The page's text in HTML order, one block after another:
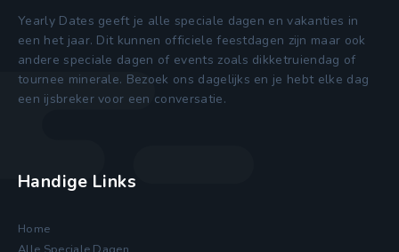
Yearly Dates geeft je alle speciale dagen en vakanties in
een het jaar. Dit kunnen officiele feestdagen zijn maar ook
andere speciale dagen of events zoals dikketruiendag of
tournee minerale. Bezoek ons dagelijks en je hebt elke dag
een ijsbreker voor een conversatie.
Handige Links
Home